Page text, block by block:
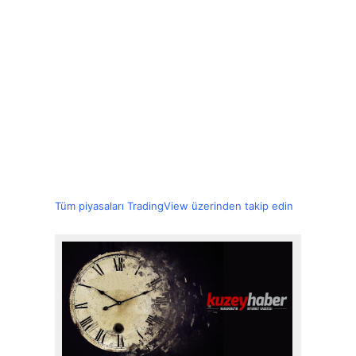
Tüm piyasaları TradingView üzerinden takip edin